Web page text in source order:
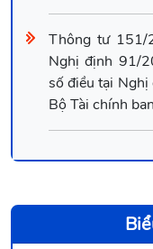
Thông tư 151/
Nghị định 91/
số điều tại
Bộ Tài chính